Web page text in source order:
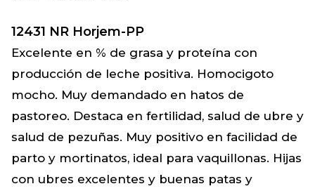
12431 NR Horjem-PP
Excelente en % de grasa y proteína con
producción de leche positiva. Homocigoto
mocho. Muy demandado en hatos de
pastoreo. Destaca en fertilidad, salud de ubre y
salud de pezuñas. Muy positivo en facilidad de
parto y mortinatos, ideal para vaquillonas. Hijas
con ubres excelentes y buenas patas y